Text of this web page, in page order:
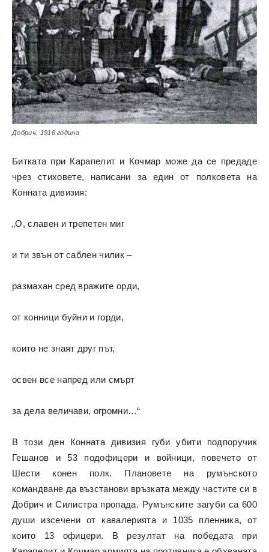
Добрич, 1916 година
Битката при Карапелит и Кочмар може да се предаде
чрез стиховете, написани за един от полковета на
Конната дивизия:
„О, славен и трепетен миг
и ти звън от саблен чилик –
размахан сред вражите орди,
от конници буйни и горди,
които не знаят друг път,
освен все напред или смърт
за дела величави, огромни…“
В този ден Конната дивизия губи убити подпоручик
Гешанов и 53 подофицери и войници, повечето от
Шести конен полк. Плановете на румънското
командване да възстанови връзката между частите си в
Добрич и Силистра пропада. Румънските загуби са 600
души изсечени от кавалерията и 1035 пленника, от
които 13 офицери. В резултат на победата при